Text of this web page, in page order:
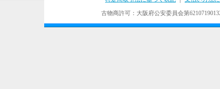
古物商許可：大阪府公安委員会第